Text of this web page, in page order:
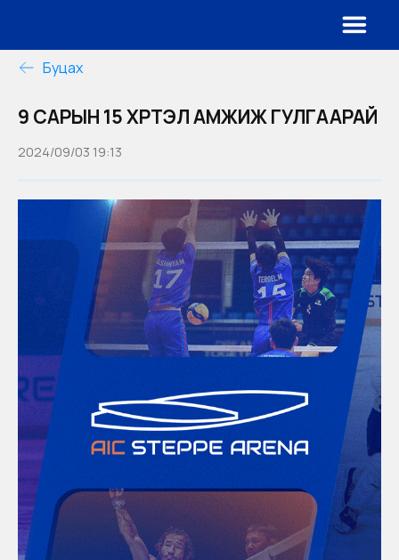
Буцах
9 САРЫН 15 ХҮРТЭЛ АМЖИЖ ГУЛГААРАЙ
2024/09/03 19:13